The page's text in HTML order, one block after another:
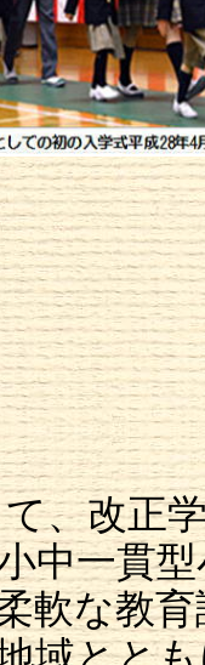
改正学
中一貫
軟な教
域とと